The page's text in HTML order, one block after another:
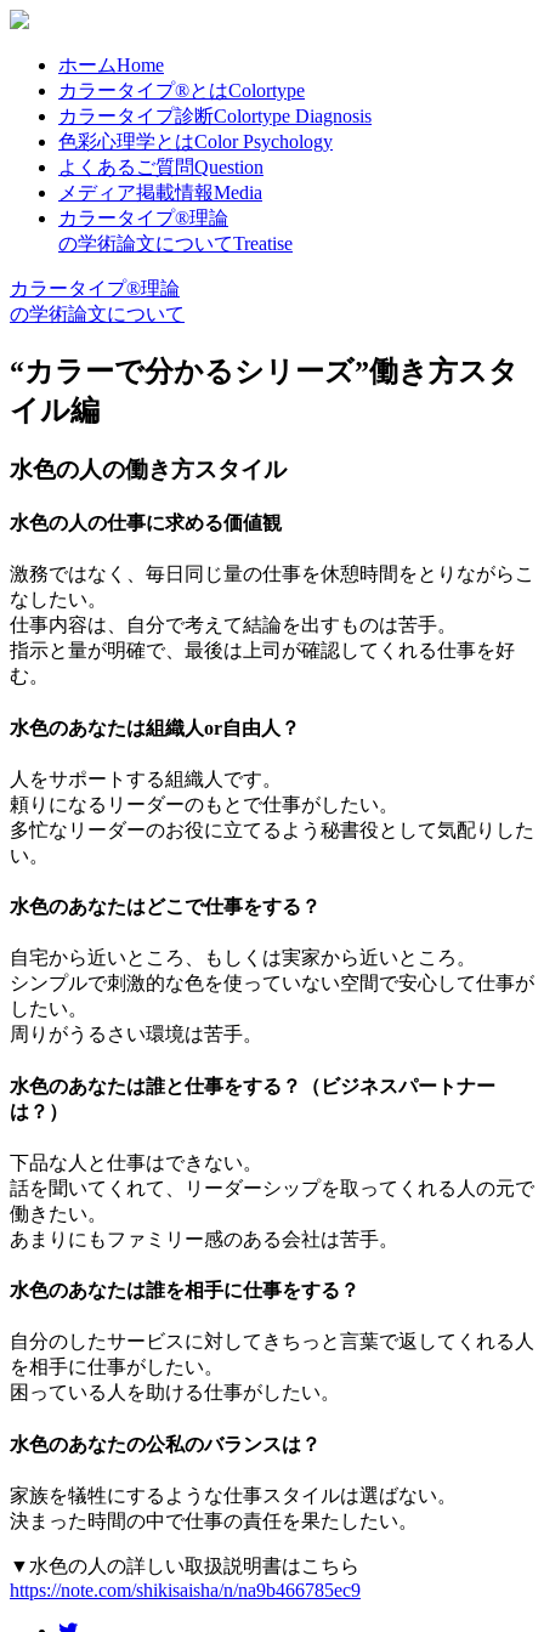
ホームHome
カラータイプ®とはColortype
カラータイプ診断Colortype Diagnosis
色彩心理学とはColor Psychology
よくあるご質問Question
メディア掲載情報Media
カラータイプ®理論
の学術論文についてTreatise
カラータイプ®理論
の学術論文について
“カラーで分かるシリーズ”働き方スタ
イル編
水色の人の働き方スタイル
水色の人の仕事に求める価値観
激務ではなく、毎日同じ量の仕事を休憩時間をとりながらこ
なしたい。
仕事内容は、自分で考えて結論を出すものは苦手。
指示と量が明確で、最後は上司が確認してくれる仕事を好
む。
水色のあなたは組織人or自由人？
人をサポートする組織人です。
頼りになるリーダーのもとで仕事がしたい。
多忙なリーダーのお役に立てるよう秘書役として気配りした
い。
水色のあなたはどこで仕事をする？
自宅から近いところ、もしくは実家から近いところ。
シンプルで刺激的な色を使っていない空間で安心して仕事が
したい。
周りがうるさい環境は苦手。
水色のあなたは誰と仕事をする？（ビジネスパートナー
は？）
下品な人と仕事はできない。
話を聞いてくれて、リーダーシップを取ってくれる人の元で
働きたい。
あまりにもファミリー感のある会社は苦手。
水色のあなたは誰を相手に仕事をする？
自分のしたサービスに対してきちっと言葉で返してくれる人
を相手に仕事がしたい。
困っている人を助ける仕事がしたい。
水色のあなたの公私のバランスは？
家族を犠牲にするような仕事スタイルは選ばない。
決まった時間の中で仕事の責任を果たしたい。
▼水色の人の詳しい取扱説明書はこちら
https://note.com/shikisaisha/n/na9b466785ec9